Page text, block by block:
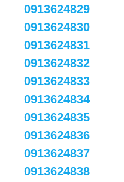
0913624829
0913624830
0913624831
0913624832
0913624833
0913624834
0913624835
0913624836
0913624837
0913624838